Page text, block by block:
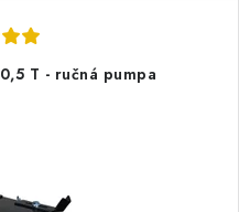
T - ručná pumpa